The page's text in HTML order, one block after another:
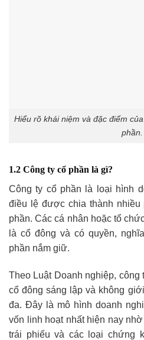
Hiểu rõ khái niệm và đặc điểm
phần.
1.2 Công ty cổ phần là gì?
Công ty cổ phần là loại hình
điều lệ được chia thành
phần. Các cá nhân hoặc tổ
là cổ đông và có quyền,
phần nắm giữ.
Theo Luật Doanh nghiệp, công
cổ đông sáng lập và không
đa. Đây là mô hình doanh
vốn linh hoạt nhất hiện nay
trái phiếu và các loại chứng